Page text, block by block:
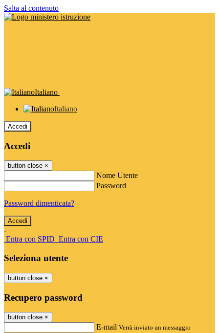
Salta al contenuto
Italiano
Italiano
Accedi
Accedi
button close ×
Nome Utente
Password
Password dimenticata?
-
Entra con SPID Entra con CIE
Seleziona utente
button close ×
Recupero password
button close ×
E-mail Verrà inviato un messaggio